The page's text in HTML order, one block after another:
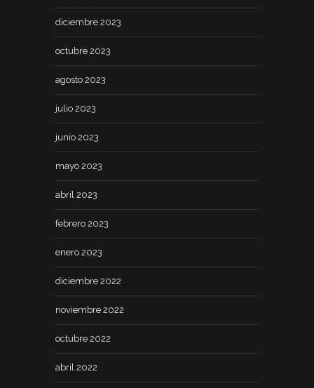
diciembre 2023
octubre 2023
agosto 2023
julio 2023
junio 2023
mayo 2023
abril 2023
febrero 2023
enero 2023
diciembre 2022
noviembre 2022
octubre 2022
abril 2022